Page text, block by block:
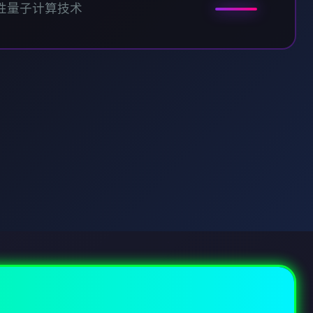
量子计算技术